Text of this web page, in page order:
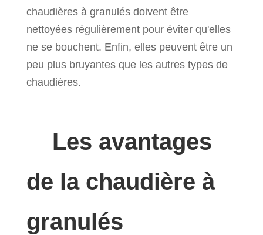
chaudières à granulés doivent être
nettoyées régulièrement pour éviter qu'elles
ne se bouchent. Enfin, elles peuvent être un
peu plus bruyantes que les autres types de
chaudières.
Les avantages
de la chaudière à
granulés